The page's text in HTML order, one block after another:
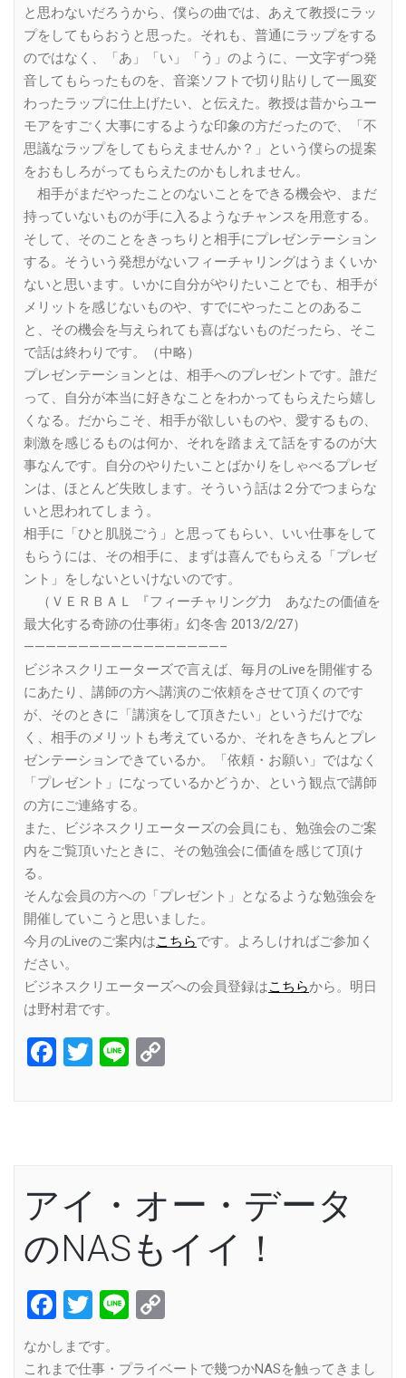
と思わないだろうから、僕らの曲では、あえて教授にラッ
プをしてもらおうと思った。それも、普通にラップをする
のではなく、「あ」「い」「う」のように、一文字ずつ発
音してもらったものを、音楽ソフトで切り貼りして一風変
わったラップに仕上げたい、と伝えた。教授は昔からユー
モアをすごく大事にするような印象の方だったので、「不
思議なラップをしてもらえませんか？」という僕らの提案
をおもしろがってもらえたのかもしれません。
相手がまだやったことのないことをできる機会や、まだ
持っていないものが手に入るようなチャンスを用意する。
そして、そのことをきっちりと相手にプレゼンテーション
する。そういう発想がないフィーチャリングはうまくいか
ないと思います。いかに自分がやりたいことでも、相手が
メリットを感じないものや、すでにやったことのあるこ
と、その機会を与えられても喜ばないものだったら、そこ
で話は終わりです。（中略）
プレゼンテーションとは、相手へのプレゼントです。誰だ
って、自分が本当に好きなことをわかってもらえたら嬉し
くなる。だからこそ、相手が欲しいものや、愛するもの、
刺激を感じるものは何か、それを踏まえて話をするのが大
事なんです。自分のやりたいことばかりをしゃべるプレゼ
ンは、ほとんど失敗します。そういう話は２分でつまらな
いと思われてしまう。
相手に「ひと肌脱ごう」と思ってもらい、いい仕事をして
もらうには、その相手に、まずは喜んでもらえる「プレゼ
ント」をしないといけないのです。
（ＶＥＲＢＡＬ 『フィーチャリング力 あなたの価値を
最大化する奇跡の仕事術』幻冬舎 2013/2/27）
——————————————————–
ビジネスクリエーターズで言えば、毎月のLiveを開催する
にあたり、講師の方へ講演のご依頼をさせて頂くのです
が、そのときに「講演をして頂きたい」というだけでな
く、相手のメリットも考えているか、それをきちんとプレ
ゼンテーションできているか。「依頼・お願い」ではなく
「プレゼント」になっているかどうか、という観点で講師
の方にご連絡する。
また、ビジネスクリエーターズの会員にも、勉強会のご案
内をご覧頂いたときに、その勉強会に価値を感じて頂け
る。
そんな会員の方への「プレゼント」となるような勉強会を
開催していこうと思いました。
今月のLiveのご案内はこちらです。よろしければご参加く
ださい。
ビジネスクリエーターズへの会員登録はこちらから。明日
は野村君です。
Facebook
Twitter
Line
アイ・オー・データ
のNASもイイ！
Facebook
Twitter
Line
なかしまです。
これまで仕事・プライベートで幾つかNASを触ってきまし